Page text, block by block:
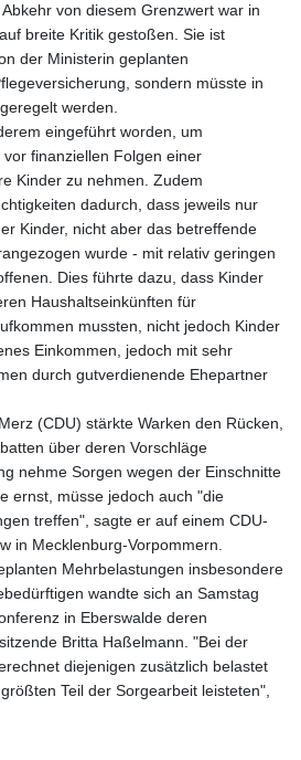
1627.677557
KWD 0.356853
KYD 0.960588
KZT 540.233287
LAK
26025.676609
LBP
103223.017367
LKR 386.635196
LRD 208.057415
LSL 18.726567
LTL 3.413768
LVL 0.699335
LYD 7.331909
MAD 10.743067
MDL 20.044751
4918.938878
MKD 61.524236
MMK
2427.363841
MNT
4157.293457
MOP 9.314584
MRU 46.338424
MUR 54.419742
MVR 17.862733
MWK
1998.775164
von diesem Grenzwert war in
breite Kritik gestoßen. Sie ist
der Ministerin geplanten
sondern müsste in
werden.
eingeführt worden, um
finanziellen Folgen einer
Kinder zu nehmen. Zudem
dadurch, dass jeweils nur
Kinder, nicht aber das betreffende
wurde - mit relativ geringen
Dies führte dazu, dass Kinder
Haushaltseinkünften für
mussten, nicht jedoch Kinder
Einkommen, jedoch mit sehr
durch gutverdienende Ehepartner
(CDU) stärkte Warken den Rücken,
über deren Vorschläge
nehme Sorgen wegen der Einschnitte
ernst, müsse jedoch auch "die
treffen", sagte er auf einem CDU-
in Mecklenburg-Vorpommern.
Mehrbelastungen insbesondere
wandte sich an Samstag
in Eberswalde deren
Britta Haßelmann. "Bei der
diejenigen zusätzlich belastet
Teil der Sorgearbeit leisteten",